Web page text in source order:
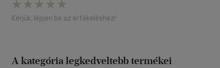
Kérjük, lépjen be az értékeléshez!
A kategória legkedveltebb termékei